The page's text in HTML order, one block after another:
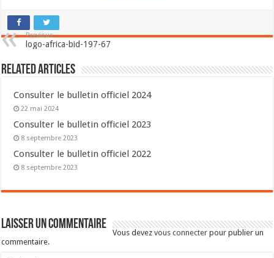
Previous
logo-africa-bid-197-67
Related Articles
Consulter le bulletin officiel 2024
22 mai 2024
Consulter le bulletin officiel 2023
8 septembre 2023
Consulter le bulletin officiel 2022
8 septembre 2023
Laisser un commentaire
Vous devezvous connecter pour publier un
commentaire.